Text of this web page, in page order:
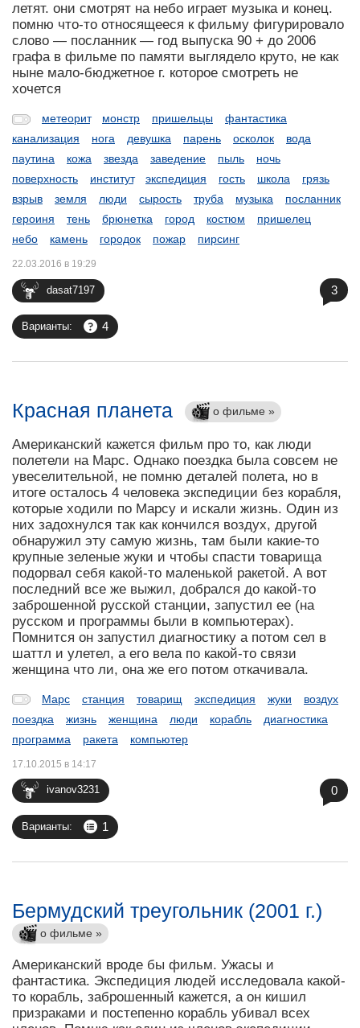
летят. они смотрят на небо играет музыка и конец.
помню что-то относящееся к фильму фигурировало
слово — посланник — год выпуска 90 + до 2006
графа в фильме по памяти выглядело круто, не как
ныне мало-бюджетное г. которое смотреть не
хочется
метеорит монстр пришельцы
фантастика
канализация
нога девушка парень осколок
вода
паутина
кожа звезда заведение пыль
ночь
поверхность
институт экспедиция гость школа
грязь
взрыв
земля люди сырость труба музыка
посланник
героиня
тень брюнетка город костюм
пришелец
небо
камень городок пожар пирсинг
dasat7197
22.03.2016 в 19:29
Варианты: 4
3
Красная планета о фильме »
Американский кажется фильм про то, как люди
полетели на Марс. Однако поездка была совсем не
увеселительной, не помню деталей полета, но в
итоге осталось 4 человека экспедиции без корабля,
которые ходили по Марсу и искали жизнь. Один из
них задохнулся так как кончился воздух, другой
обнаружил эту самую жизнь, там были какие-то
крупные зеленые жуки и чтобы спасти товарища
подорвал себя какой-то маленькой ракетой. А вот
последний все же выжил, добрался до какой-то
заброшенной русской станции, запустил ее (на
русском и программы были в компьютерах).
Помнится он запустил диагностику а потом сел в
шаттл и улетел, а его вела по какой-то связи
женщина что ли, она же его потом откачивала.
Марс станция товарищ экспедиция жуки
воздух
поездка
жизнь женщина люди корабль
диагностика
программа
ракета компьютер
ivanov3231
17.10.2015 в 14:17
Варианты: 1
0
Бермудский треугольник (2001 г.)
о фильме »
Американский вроде бы фильм. Ужасы и
фантастика. Экспедиция людей исследовала какой-
то корабль, заброшенный кажется, а он кишил
призраками и постепенно корабль убивал всех